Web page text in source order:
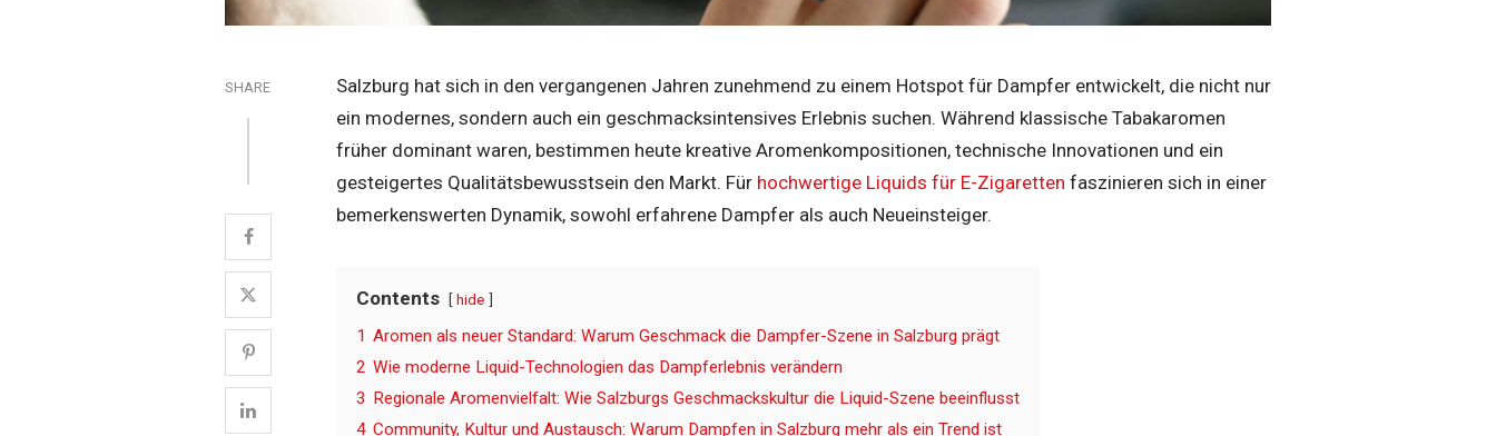
SHARE
Salzburg hat sich in den vergangenen Jahren zunehmend zu einem Hotspot für Dampfer entwickelt, die nicht nur
ein modernes, sondern auch ein geschmacksintensives Erlebnis suchen. Während klassische Tabakaromen
früher dominant waren, bestimmen heute kreative Aromenkompositionen, technische Innovationen und ein
gesteigertes Qualitätsbewusstsein den Markt. Für hochwertige Liquids für E-Zigaretten faszinieren sich in einer
bemerkenswerten Dynamik, sowohl erfahrene Dampfer als auch Neueinsteiger.
Contents hide
1 Aromen als neuer Standard: Warum Geschmack die Dampfer-Szene in Salzburg prägt
2 Wie moderne Liquid-Technologien das Dampferlebnis verändern
3 Regionale Aromenvielfalt: Wie Salzburgs Geschmackskultur die Liquid-Szene beeinflusst
4 Community, Kultur und Austausch: Warum Dampfen in Salzburg mehr als ein Trend ist